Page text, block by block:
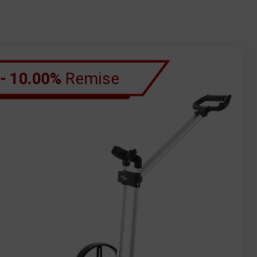
- 10.00% Remise